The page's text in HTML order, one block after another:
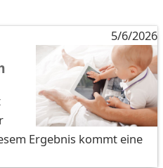
5/6/2026
Ergebnis kommt eine